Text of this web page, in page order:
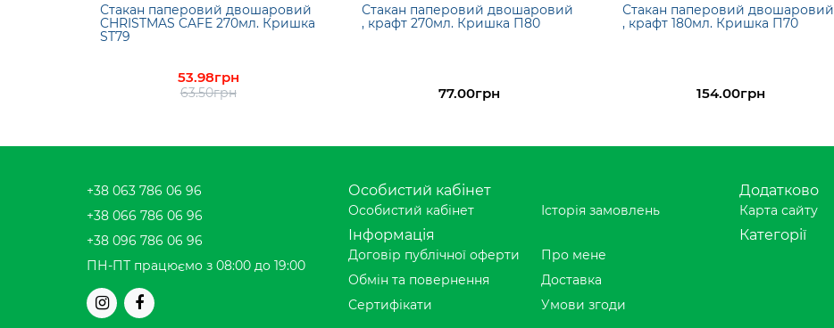
Стакан паперовий двошаровий
CHRISTMAS CAFE 270мл. Кришка
ST79
53.98грн
63.50грн
Стакан паперовий двошаровий
, крафт 270мл. Кришка П80
77.00грн
Стакан паперовий двошаровий
, крафт 180мл. Кришка П70
154.00грн
+38 063 786 06 96
+38 066 786 06 96
+38 096 786 06 96
ПН-ПТ працюємо з 08:00 до 19:00
Особистий кабінет
Особистий кабінет Історія замовлень
Додатково
Карта сайту
Інформація
Договір публічної оферти
Обмін та повернення
Сертифікати
Про мене
Доставка
Умови згоди
Категорії